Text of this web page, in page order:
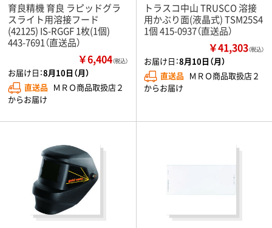
育良精機 育良 ラピッドグラ
スライト用溶接フード
(42125) IS-RGGF 1枚(1個)
443-7691（直送品）
￥6,404（税込）
お届け日：8月10日（月）
直送品 ＭＲＯ商品取扱店２
からお届け
トラスコ中山 TRUSCO 溶接
用かぶり面(液晶式) TSM25S4
1個 415-0937（直送品）
￥41,303（税込）
お届け日：8月10日（月）
直送品 ＭＲＯ商品取扱店２
からお届け